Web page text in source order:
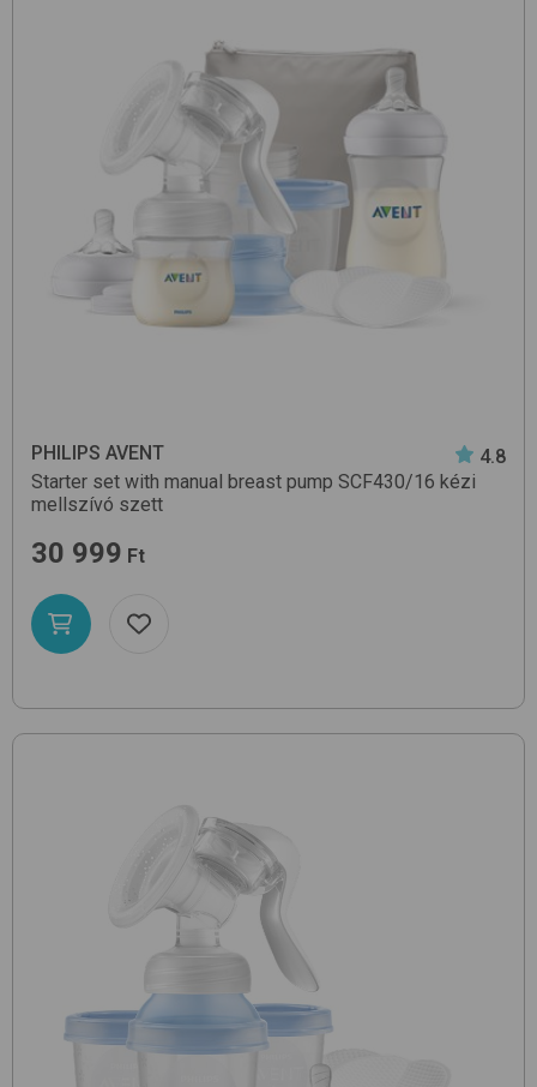
PHILIPS AVENT
4.8
Starter set with manual breast pump SCF430/16 kézi
mellszívó szett
30 999 Ft